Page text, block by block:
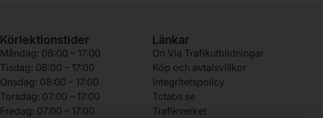
Körlektionstider
Måndag: 08:00 – 17:00
Tisdag: 08:00 – 17:00
Onsdag: 08:00 – 17:00
Torsdag: 07:00 – 17:00
Fredag: 07:00 – 17:00
Länkar
On Via Trafikutbildningar
Köp och avtalsvillkor
Integritetspolicy
Tctabs.se
Trafikverket